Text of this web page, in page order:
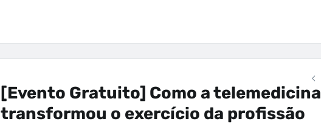
[Evento Gratuito] Como a telemedicina
transformou o exercício da profissão